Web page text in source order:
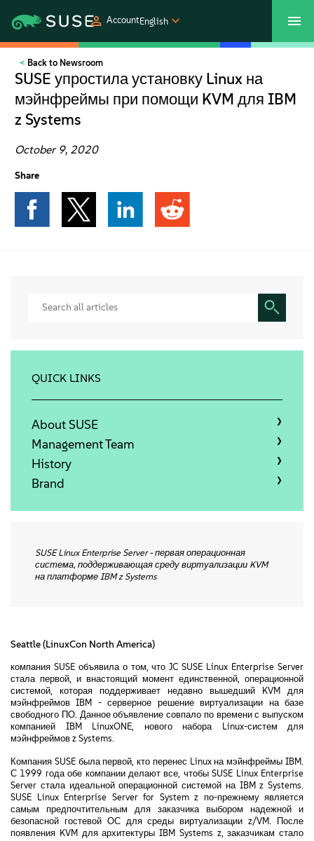
AccountEnglish
SUSECON 2027
Products
Solutions
Support
Free Downloads
Back to Newsroom
SUSE упростила установку Linux на
мэйнфреймы при помощи KVM для IBM
z Systems
October 9, 2020
Share
SUSE Linux Enterprise Server - первая операционная
система, поддерживающая среду виртуализации KVM
на платформе IBM z Systems
Seattle (LinuxCon North America)
компания SUSE объявила о том, что JC SUSE Linux Enterprise Server
стала первой, и внастоящий момент единственной, операционной
системой, которая поддерживает недавно вышедший KVM для
мэйнфреймов IBM - серверное решение виртуализации на базе
свободного ПО. Данное объявление совпало по времени с выпуском
компанией IBM LinuxONE, нового набора Linux-систем для
мэйнфреймов z Systems.
Компания SUSE была первой, кто перенес Linux на мэйнфреймы IBM.
С 1999 года обе компании делают все, чтобы SUSE Linux Enterprise
Server стала идеальной операционной системой на IBM z Systems.
SUSE Linux Enterprise Server for System z по-прежнему является
самым предпочтительным для заказчика выбором надежной и
безопасной гостевой ОС для среды виртуализации z/VM. После
появления KVM для архитектуры IBM Systems z, заказчикам стало
QUICK LINKS
About SUSE
Management Team
History
Brand